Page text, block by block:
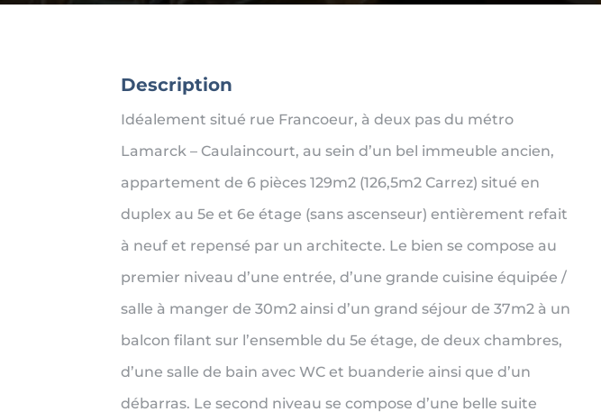
Description
Idéalement situé rue Francoeur, à deux pas du métro
Lamarck – Caulaincourt, au sein d’un bel immeuble ancien,
appartement de 6 pièces 129m2 (126,5m2 Carrez) situé en
duplex au 5e et 6e étage (sans ascenseur) entièrement refait
à neuf et repensé par un architecte. Le bien se compose au
premier niveau d’une entrée, d’une grande cuisine équipée /
salle à manger de 30m2 ainsi d’un grand séjour de 37m2 à un
balcon filant sur l’ensemble du 5e étage, de deux chambres,
d’une salle de bain avec WC et buanderie ainsi que d’un
débarras. Le second niveau se compose d’une belle suite